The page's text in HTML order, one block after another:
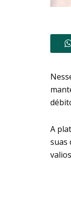
A
suas